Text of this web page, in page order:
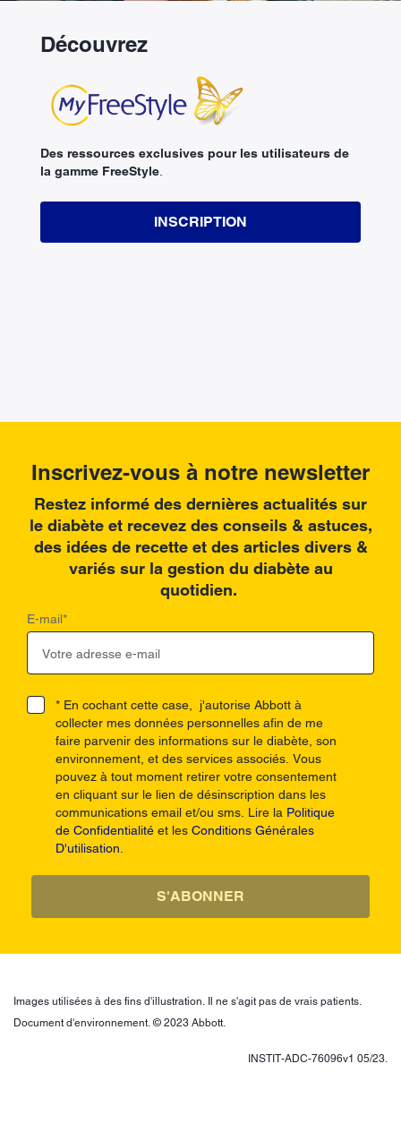
Découvrez
Des ressources exclusives pour les utilisateurs de
la gamme FreeStyle.
INSCRIPTION
Inscrivez-vous à notre newsletter
Restez informé des dernières actualités sur
le diabète et recevez des conseils & astuces,
des idées de recette et des articles divers &
variés sur la gestion du diabète au
quotidien.
E-mail*
* En cochant cette case, j'autorise Abbott à
collecter mes données personnelles afin de me
faire parvenir des informations sur le diabète, son
environnement, et des services associés. Vous
pouvez à tout moment retirer votre consentement
en cliquant sur le lien de désinscription dans les
communications email et/ou sms. Lire la Politique
de Confidentialité et les Conditions Générales
D'utilisation.
S'ABONNER
Images utilisées à des fins d'illustration. Il ne s'agit pas de vrais patients.
Document d'environnement. © 2023 Abbott.
INSTIT-ADC-76096v1 05/23.